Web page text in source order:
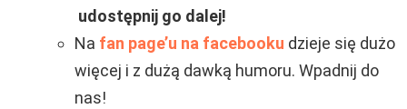
udostępnij go dalej!
Na fan page’u na facebooku dzieje się dużo
więcej i z dużą dawką humoru. Wpadnij do
nas!